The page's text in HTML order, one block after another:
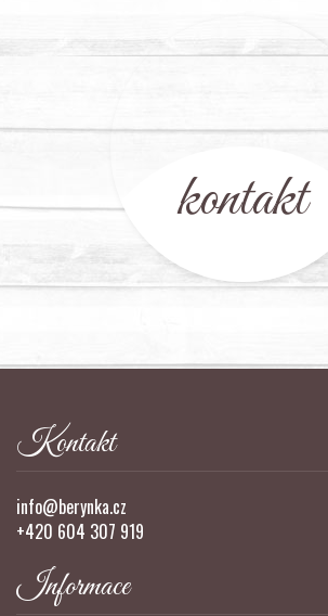
kontakt
Kontakt
info@berynka.cz
+420 604 307 919
Informace